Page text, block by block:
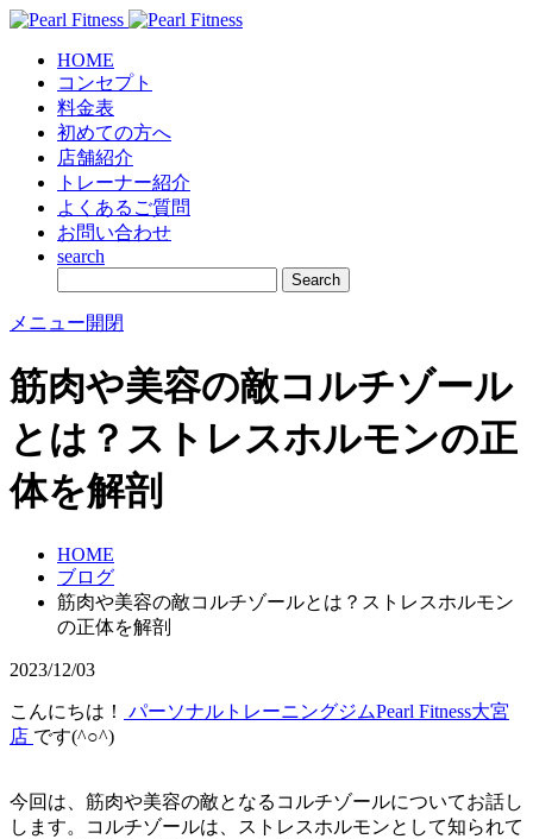
HOME
コンセプト
料金表
初めての方へ
店舗紹介
トレーナー紹介
よくあるご質問
お問い合わせ
search
メニュー開閉
筋肉や美容の敵コルチゾール
とは？ストレスホルモンの正
体を解剖
HOME
ブログ
筋肉や美容の敵コルチゾールとは？ストレスホルモン
の正体を解剖
2023/12/03
こんにちは！
パーソナルトレーニングジムPearl Fitness大宮
店 です(^○^)
今回は、筋肉や美容の敵となるコルチゾールについてお話し
します。コルチゾールは、ストレスホルモンとして知られて